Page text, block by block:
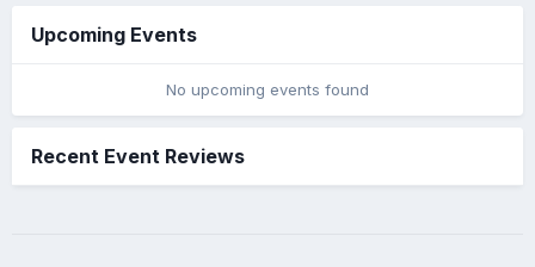
Upcoming Events
No upcoming events found
Recent Event Reviews